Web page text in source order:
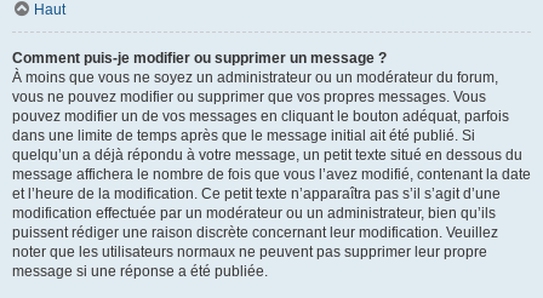
Haut
Comment puis-je modifier ou supprimer un message ?
À moins que vous ne soyez un administrateur ou un modérateur du forum,
vous ne pouvez modifier ou supprimer que vos propres messages. Vous
pouvez modifier un de vos messages en cliquant le bouton adéquat, parfois
dans une limite de temps après que le message initial ait été publié. Si
quelqu’un a déjà répondu à votre message, un petit texte situé en dessous du
message affichera le nombre de fois que vous l’avez modifié, contenant la date
et l’heure de la modification. Ce petit texte n’apparaîtra pas s’il s’agit d’une
modification effectuée par un modérateur ou un administrateur, bien qu’ils
puissent rédiger une raison discrète concernant leur modification. Veuillez
noter que les utilisateurs normaux ne peuvent pas supprimer leur propre
message si une réponse a été publiée.